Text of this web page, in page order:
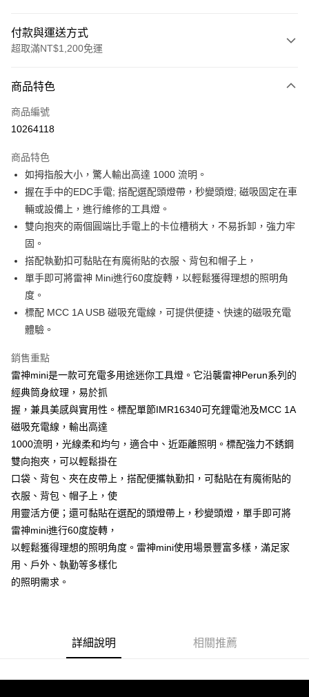
付款與運送方式
超取滿NT$1,200免運
信用卡一次付款
信用卡分期付款
合作金庫商業銀行
華南商業銀行
彰化商業銀行
上海商業儲蓄銀行
台北富邦商業銀行
國泰世華商業銀行
臺灣中小企業銀行
台中商業銀行
聯邦商業銀行
元大商業銀行
永豐商業銀行
玉山商業銀行
星展（台灣）商業銀行
台新國際商業銀行
台灣樂天信用卡公司
超商取貨付款
Apple Pay
街口支付
悠遊付
【大哥付你分期使用說明】
1.本服務由台灣大哥大提供，台灣大哥大用戶可立即使用無須另外申請。
2.付款方式選擇「大哥付你分期」，訂單成立後會自動跳轉到大哥付的交易
成交易。
3.實際核准額度、可分期數及費用金額請依後續交易確認頁面所載為準。
4.訂單成立30分鐘內，如未前往確認交易或遇審核未通過，訂單將自動取
消。如遇「轉專審核」未通過狀況，表示未達大哥付你分期系統評分，恕無
【繳款方式說明】
1.分期款項不併入電信帳單，「大哥付你分期」於每月結算日後寄送繳費提
醒簡訊。
2.透過簡訊連結打開帳單後，可選擇「超商條碼／台灣大直營門市／銀行轉
帳／街口支付／iPASS MONEY」等通路繳費。
【注意事項】
1.本服務係由「台灣大哥大股份有限公司」（以下簡稱本公司）所提供，讓
用戶於交易時，得透過本服務購買商品或服務，並由商店將買賣／分期付款
買賣價金債權讓與本公司後，依約使用本公司帳單繳交帳款。
資料（包含姓名、電話或地址）提供予台灣大哥大進項蒐集、處理及利用，
由本公司與您本人進行分期帳單所需資料之確認、核對及更正。
3.完整用戶服務條款，請詳閱以下連結：
AFTEE先享後付
相關說明
AFTEE先享後付是「在收到商品之後才付款」的支付方式。 讓您購物簡單
便利好安心！
１．簡單：不需註冊會員、不需綁卡、不需儲值。
２．便利：只要手機號碼，簡訊認證，即可結帳。
３．安心：先確認商品／服務後，再付款。
【「AFTEE先享後付」結帳流程】
１．於結帳方式選擇「AFTEE先享後付」後，將跳轉至「AFTEE先享後付」
結帳頁面，進行簡訊認證並確認金額後，即可完成結帳。
３．收到繳費通知簡訊後14天內，點擊此簡訊中的連結，可透過四大超商／
ATM／網路銀行／等多元方式進行付款，方視為交易完成。
※ 請注意：結帳手續完成當下不需立刻繳費，但若您需要取消訂單，請聯絡
購買商品的店家。未經商家同意取消之訂單仍視為有效，需透過AFTEE先享
後付繳納相關費用。
※ 交易是否成功請以「AFTEE先享後付 」之結帳頁面顯示為準，若有關於
客戶支援中心」https://netprotections.freshdesk.com/support/home
２．關於個人資料處理事宜，請瀏覽以下網址：
https://aftee.tw/terms/#terms3
「AFTEE先享後付」，若未經同意申辦者引起之損失，本公司不負相關責
ATM付款
貨到付款
運送方式
全家取貨付款
每筆NT$60，滿NT$1,200(含以上)免運費
付款後全家取貨
每筆NT$60，滿NT$1,200(含以上)免運費
7-11取貨付款
每筆NT$60，滿NT$1,200(含以上)免運費
付款後7-11取貨
每筆NT$60，滿NT$1,200(含以上)免運費
離島一般宅配
商品特色
商品編號
10264118
商品特色
如拇指般大小，驚人輸出高達 1000 流明。
握在手中的EDC手電; 搭配選配頭燈帶，秒變頭燈; 磁吸固定在車
輛或設備上，進行維修的工具燈。
雙向抱夾的兩個圓端比手電上的卡位槽稍大，不易拆卸，強力牢
固。
搭配執勤扣可黏貼在有魔術貼的衣服、背包和帽子上，
單手即可將雷神 Mini進行60度旋轉，以輕鬆獲得理想的照明角
度。
標配 MCC 1A USB 磁吸充電線，可提供便捷、快速的磁吸充電
體驗。
銷售重點
雷神mini是一款可充電多用途迷你工具燈。它沿襲雷神Perun系列的
經典筒身紋理，易於抓
握，兼具美感與實用性。標配單節IMR16340可充鋰電池及MCC 1A
磁吸充電線，輸出高達
1000流明，光線柔和均勻，適合中、近距離照明。標配強力不銹鋼
雙向抱夾，可以輕鬆掛在
口袋、背包、夾在皮帶上，搭配便攜執勤扣，可黏貼在有魔術貼的
衣服、背包、帽子上，使
用靈活方便；還可黏貼在選配的頭燈帶上，秒變頭燈，單手即可將
雷神mini進行60度旋轉，
以輕鬆獲得理想的照明角度。雷神mini使用場景豐富多樣，滿足家
用、戶外、執勤等多樣化
的照明需求。
詳細說明 相關推薦